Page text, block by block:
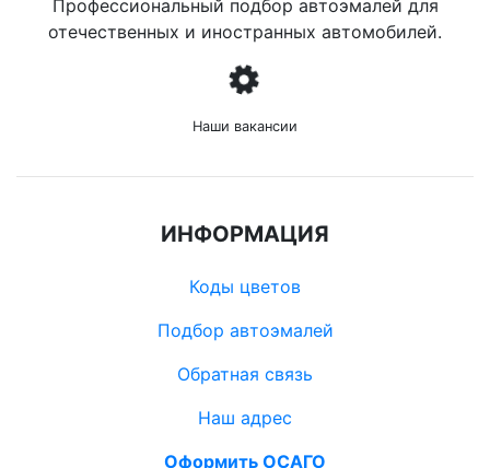
Профессиональный подбор автоэмалей для
отечественных и иностранных автомобилей.
Наши вакансии
ИНФОРМАЦИЯ
Коды цветов
Подбор автоэмалей
Обратная связь
Наш адрес
Оформить ОСАГО